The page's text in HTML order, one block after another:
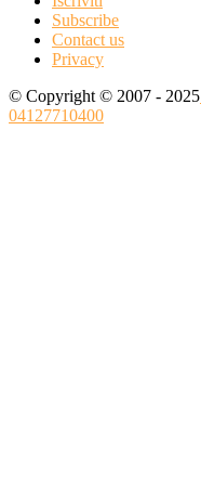
Subscribe
Contact us
Privacy
© Copyright © 2007 - 2025
04127710400